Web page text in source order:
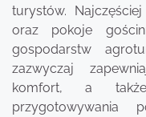
turystów.
oraz pokoje
gospodarstw
zazwyczaj
komfort, a także
przygotowywania